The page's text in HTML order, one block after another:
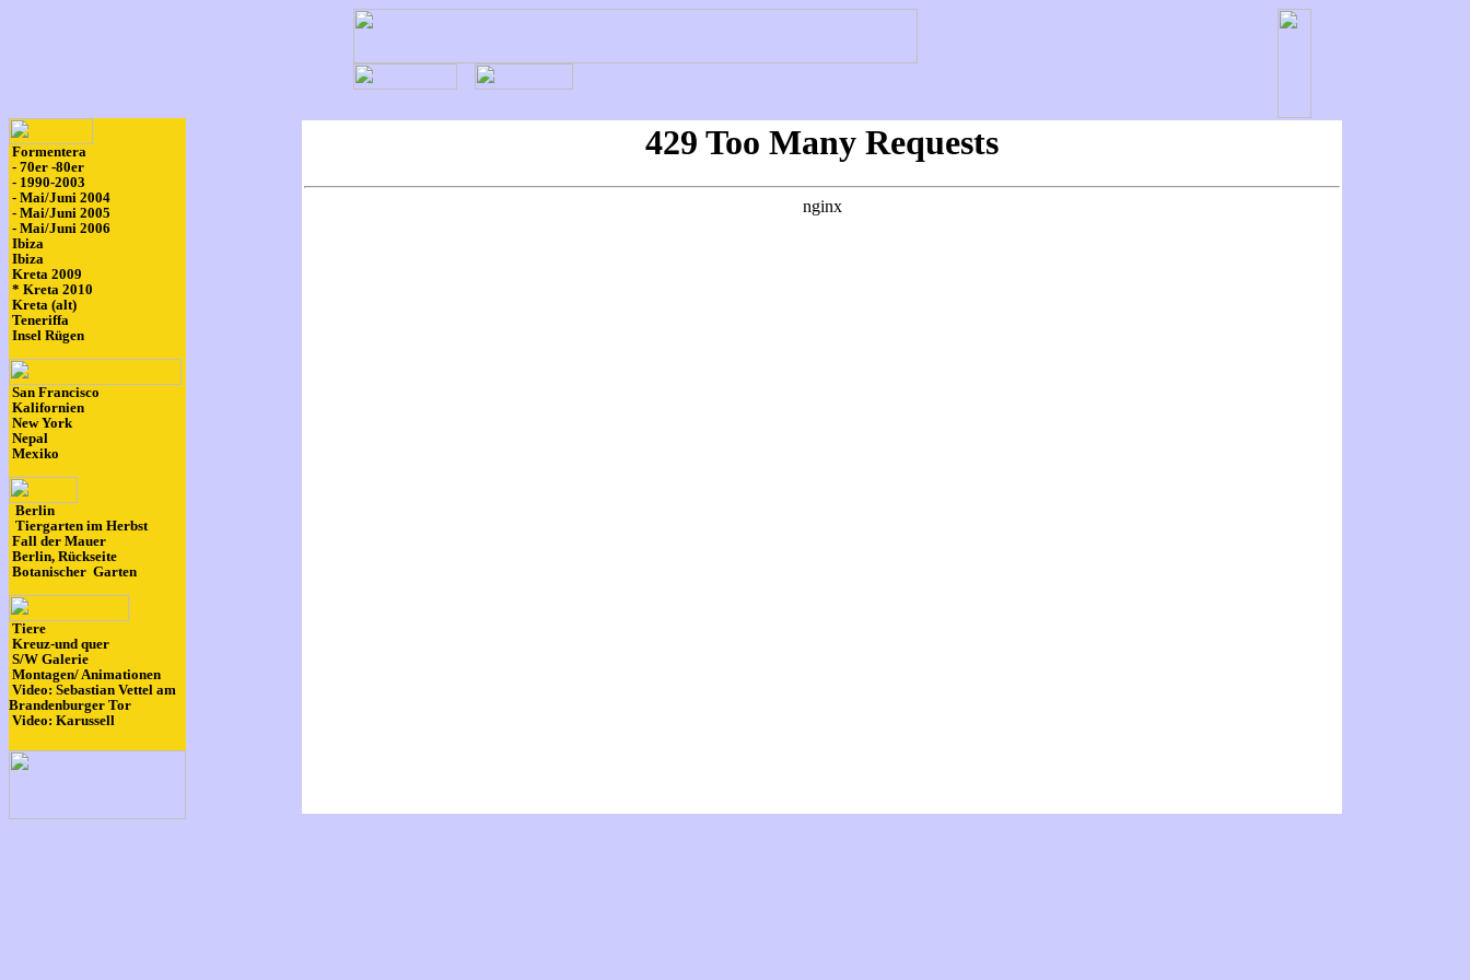
Formentera
- 70er -80er
- 1990-2003
- Mai/Juni 2004
- Mai/Juni 2005
- Mai/Juni 2006
Ibiza
Ibiza
Kreta 2009
* Kreta 2010
Kreta (alt)
Teneriffa
Insel Rügen
San Francisco
Kalifornien
New York
Nepal
Mexiko
Berlin
Tiergarten im Herbst
Fall der Mauer
Berlin, Rückseite
Botanischer Garten
Tiere
Kreuz-und quer
S/W Galerie
Montagen/ Animationen
Video: Sebastian Vettel am
Brandenburger Tor
Video: Karussell